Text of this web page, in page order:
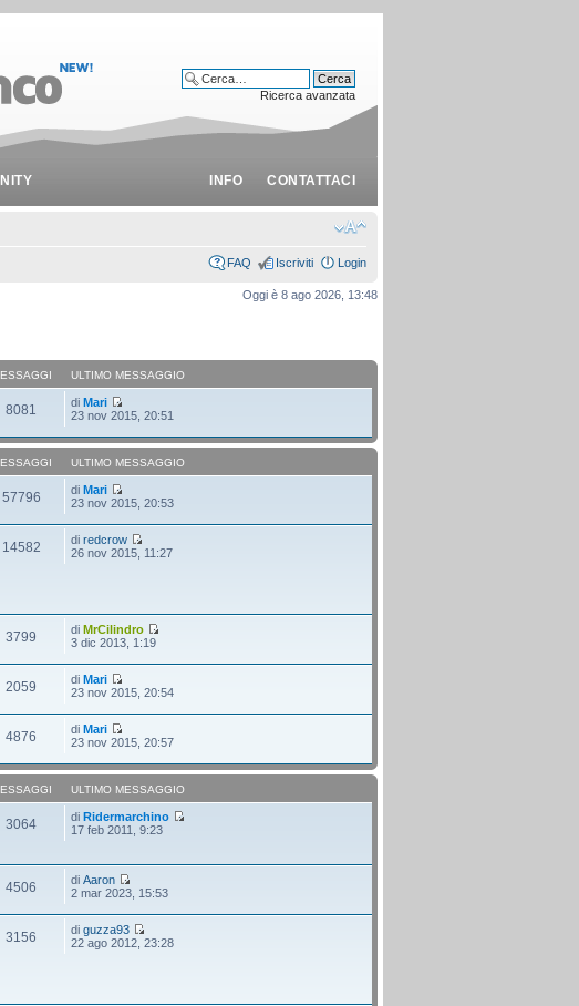
INFO CONTATTACI
Ricerca avanzata
FAQ Iscriviti Login
Oggi è 8 ago 2026, 13:48
ULTIMO MESSAGGIO
8081 diMari
23 nov 2015, 20:51
ULTIMO MESSAGGIO
57796 diMari
23 nov 2015, 20:53
14582 diredcrow
26 nov 2015, 11:27
3799 diMrCilindro
3 dic 2013, 1:19
2059 diMari
23 nov 2015, 20:54
4876 diMari
23 nov 2015, 20:57
ULTIMO MESSAGGIO
3064 diRidermarchino
17 feb 2011, 9:23
4506 diAaron
2 mar 2023, 15:53
3156 diguzza93
22 ago 2012, 23:28